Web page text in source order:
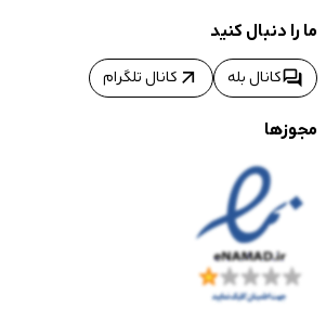
ما را دنبال کنید
forumکانال بله arrow_outward کانال تلگرام
مجوزها